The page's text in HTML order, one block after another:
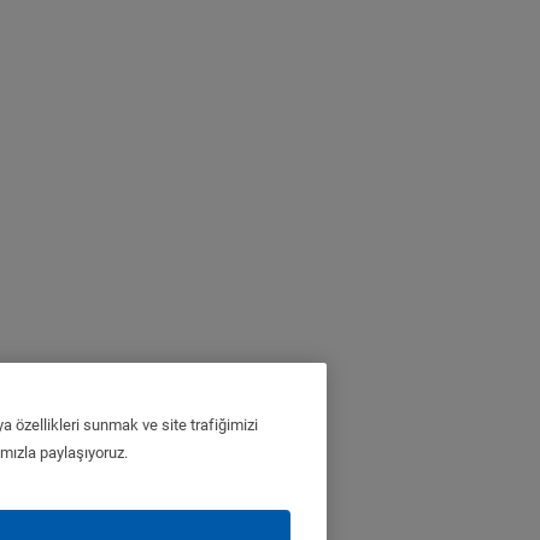
özellikleri sunmak ve site trafiğimizi
paylaşıyoruz.